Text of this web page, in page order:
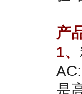
产
1、
是